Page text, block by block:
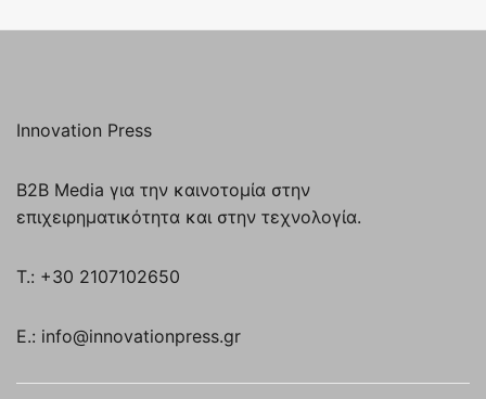
Innovation Press
B2B Media για την καινοτομία στην
επιχειρηματικότητα και στην τεχνολογία.
T.: +30 2107102650
E.: info@innovationpress.gr